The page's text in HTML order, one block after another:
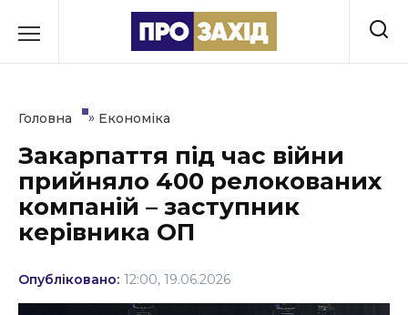
до
Культура
Освіта
Політика
Головна » Економіка
Закарпаття під час війни
прийняло 400 релокованих
компаній – заступник
керівника ОП
Опубліковано: 12:00, 19.06.2026